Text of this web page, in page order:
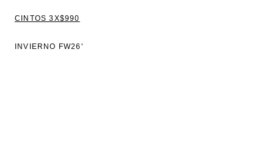
CINTOS 3X$990
INVIERNO FW26'